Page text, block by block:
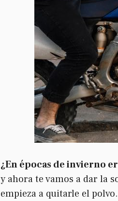
¿En épocas de invierno
y ahora te vamos a dar la
empieza a quitarle el polvo.